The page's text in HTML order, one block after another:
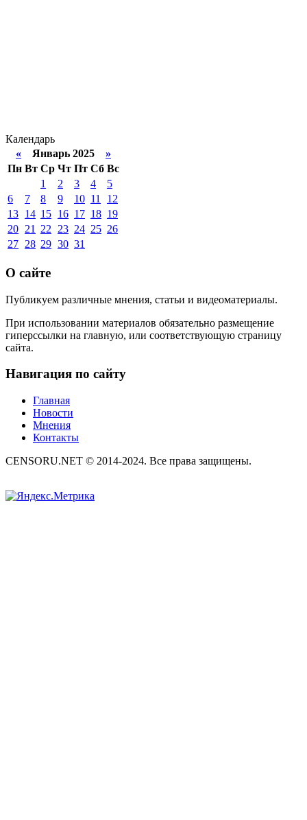
Календарь
« Январь 2025 »
Пн Вт Ср Чт Пт Сб Вс
1
2 3 4
5
6
7 8 9 10 11
12
13 14 15 16 17 18 19
20 21 22 23 24 25 26
27 28 29 30 31
О сайте
Публикуем различные мнения, статьи и видеоматериалы.
При использовании материалов обязательно размещение
гиперссылки на главную, или соответствующую страницу
сайта.
Навигация по сайту
Главная
Новости
Мнения
Контакты
CENSORU.NET © 2014-2024. Все права защищены.